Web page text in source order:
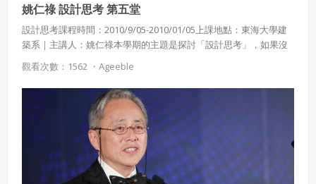
姚仁祿 設計思考 第五堂
設計思考課程時間：2010/9/05-2010/01/05上課地點：東海大學建
築系｜主講人：姚仁祿本學期的主題是探討「設計思考」，如果沒
有設計思考的訓練，創意經常是天馬行空、無法落實。設計的基本
概念是要以直覺導航，並以知識續航。並探討社會為何需要新形態
領導人?
觀看次數：1562 ・ Ageeble